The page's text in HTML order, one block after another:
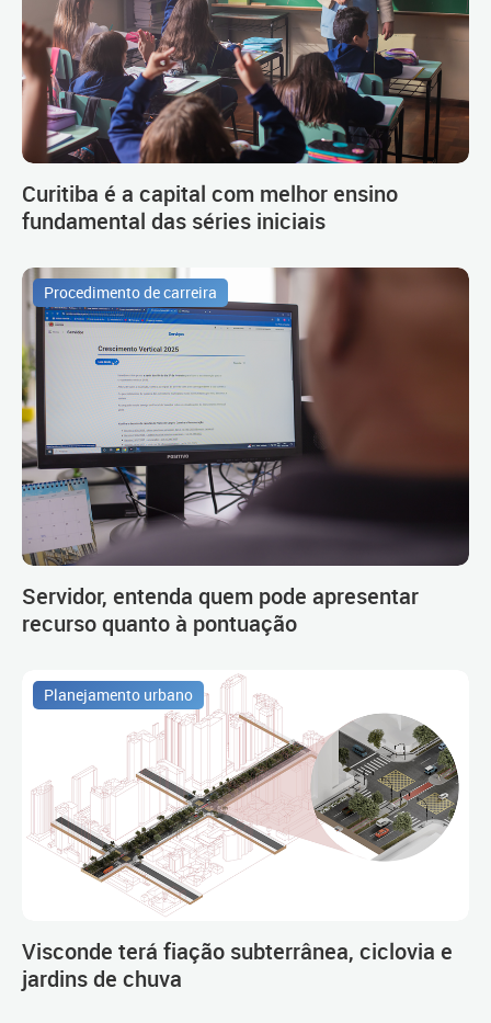
Curitiba é a capital com melhor ensino
fundamental das séries iniciais
Procedimento de carreira
Servidor, entenda quem pode apresentar
recurso quanto à pontuação
Planejamento urbano
Visconde terá fiação subterrânea, ciclovia e
jardins de chuva